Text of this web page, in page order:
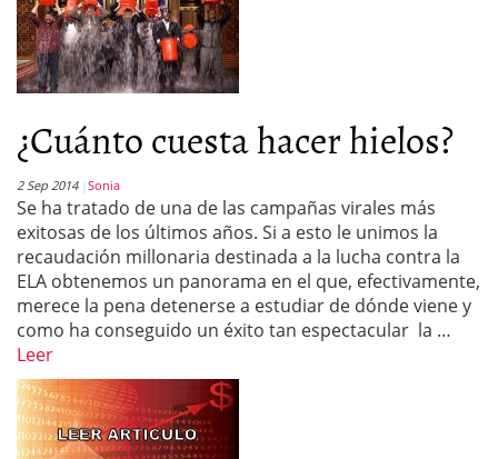
¿Cuánto cuesta hacer hielos?
2 Sep 2014 Sonia
Se ha tratado de una de las campañas virales más
exitosas de los últimos años. Si a esto le unimos la
recaudación millonaria destinada a la lucha contra la
ELA obtenemos un panorama en el que, efectivamente,
merece la pena detenerse a estudiar de dónde viene y
como ha conseguido un éxito tan espectacular la …
Leer